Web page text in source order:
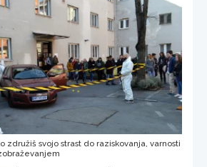
združiš svojo strast do raziskovanja, varnosti